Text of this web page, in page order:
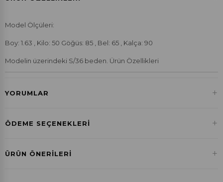
Model Ölçüleri:
Boy: 1.63 , Kilo: 50 Göğüs: 85 , Bel: 65 , Kalça: 90
Modelin üzerindeki S/36 beden. Ürün Özellikleri
YORUMLAR +
ÖDEME SEÇENEKLERI +
Havale ile Ödeme
ÜRÜN ÖNERILERI +